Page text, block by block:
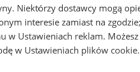
Niektórzy dostawcy mogą
interesie zamiast na
w Ustawieniach reklam.
w Ustawieniach plików cookie